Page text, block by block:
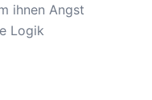
ihnen Angst
Logik